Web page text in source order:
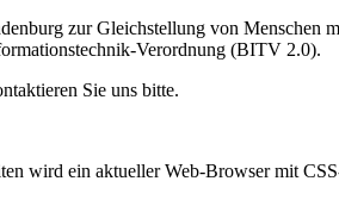
zur Gleichstellung von
Verordnung (BITV 2.0).
Sie uns bitte.
wird ein aktueller Web-Browser mit